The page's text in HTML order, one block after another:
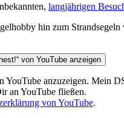
langjährigen
hin zum
von YouTube anzeigen
YouTube anzuzeigen. Mein
an YouTube fließen.
von YouTube.